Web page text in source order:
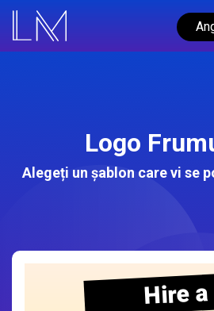
Logo
Alegeți un șablon care vi se
Hire a